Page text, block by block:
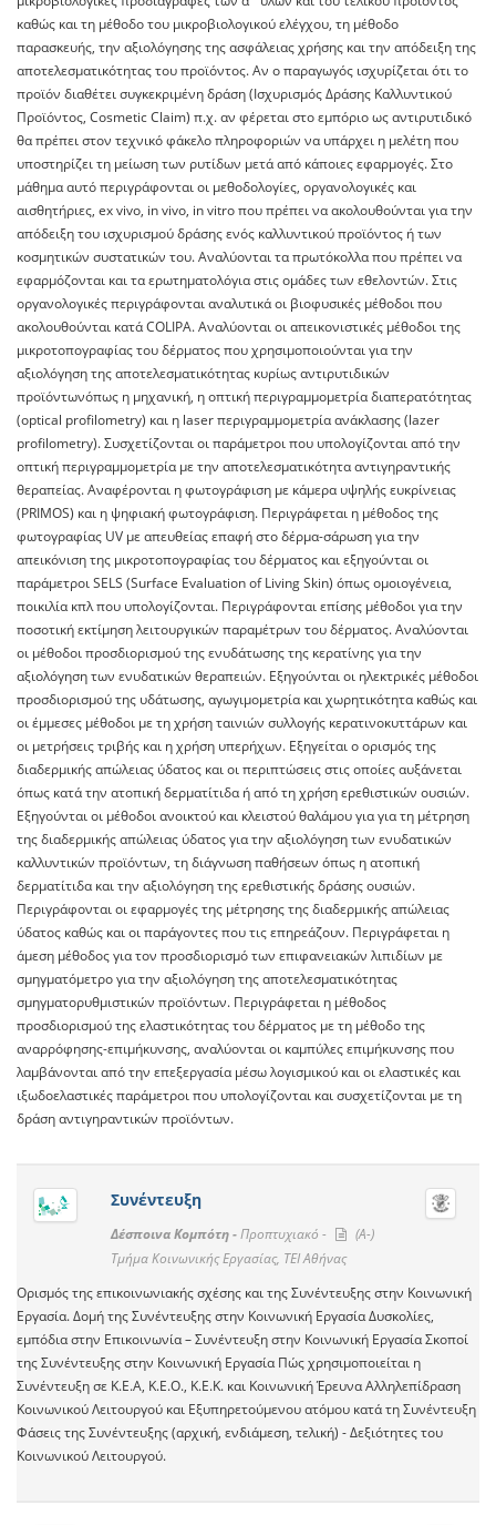
καθώς και τη μέθοδο του μικροβιολογικού ελέγχου, τη μέθοδο
παρασκευής, την αξιολόγησης της ασφάλειας χρήσης και την απόδειξη της
αποτελεσματικότητας του προϊόντος. Αν ο παραγωγός ισχυρίζεται ότι το
προϊόν διαθέτει συγκεκριμένη δράση (Ισχυρισμός Δράσης Kαλλυντικού
Προϊόντος, Cosmetic Claim) π.χ. αν φέρεται στο εμπόριο ως αντιρυτιδικό
θα πρέπει στον τεχνικό φάκελο πληροφοριών να υπάρχει η μελέτη που
υποστηρίζει τη μείωση των ρυτίδων μετά από κάποιες εφαρμογές. Στο
μάθημα αυτό περιγράφονται οι μεθοδολογίες, οργανολογικές και
αισθητήριες, ex vivo, in vivo, in vitro που πρέπει να ακολουθούνται για την
απόδειξη του ισχυρισμού δράσης ενός καλλυντικού προϊόντος ή των
κοσμητικών συστατικών του. Αναλύονται τα πρωτόκολλα που πρέπει να
εφαρμόζονται και τα ερωτηματολόγια στις ομάδες των εθελοντών. Στις
οργανολογικές περιγράφονται αναλυτικά οι βιοφυσικές μέθοδοι που
ακολουθούνται κατά COLIPA. Αναλύονται οι απεικονιστικές μέθοδοι της
μικροτοπογραφίας του δέρματος που χρησιμοποιούνται για την
αξιολόγηση της αποτελεσματικότητας κυρίως αντιρυτιδικών
προϊόντωνόπως η μηχανική, η οπτική περιγραμμομετρία διαπερατότητας
(οptical profilometry) και η laser περιγραμμομετρία ανάκλασης (lazer
profilometry). Συσχετίζονται οι παράμετροι που υπολογίζονται από την
οπτική περιγραμμομετρία με την αποτελεσματικότητα αντιγηραντικής
θεραπείας. Αναφέρονται η φωτογράφιση με κάμερα υψηλής ευκρίνειας
(PRIMOS) και η ψηφιακή φωτογράφιση. Περιγράφεται η μέθοδος της
φωτογραφίας UV με απευθείας επαφή στο δέρμα-σάρωση για την
απεικόνιση της μικροτοπογραφίας του δέρματος και εξηγούνται οι
παράμετροι SELS (Surface Evaluation of Living Skin) όπως ομοιογένεια,
ποικιλία κπλ που υπολογίζονται. Περιγράφονται επίσης μέθοδοι για την
ποσοτική εκτίμηση λειτουργικών παραμέτρων του δέρματος. Αναλύονται
οι μέθοδοι προσδιορισμού της ενυδάτωσης της κερατίνης για την
αξιολόγηση των ενυδατικών θεραπειών. Εξηγούνται οι ηλεκτρικές μέθοδοι
προσδιορισμού της υδάτωσης, αγωγιμομετρία και χωρητικότητα καθώς και
οι έμμεσες μέθοδοι με τη χρήση ταινιών συλλογής κερατινοκυττάρων και
οι μετρήσεις τριβής και η χρήση υπερήχων. Εξηγείται ο ορισμός της
διαδερμικής απώλειας ύδατος και οι περιπτώσεις στις οποίες αυξάνεται
όπως κατά την ατοπική δερματίτιδα ή από τη χρήση ερεθιστικών ουσιών.
Εξηγούνται οι μέθοδοι ανοικτού και κλειστού θαλάμου για για τη μέτρηση
της διαδερμικής απώλειας ύδατος για την αξιολόγηση των ενυδατικών
καλλυντικών προϊόντων, τη διάγνωση παθήσεων όπως η ατοπική
δερματίτιδα και την αξιολόγηση της ερεθιστικής δράσης ουσιών.
Περιγράφονται οι εφαρμογές της μέτρησης της διαδερμικής απώλειας
ύδατος καθώς και οι παράγοντες που τις επηρεάζουν. Περιγράφεται η
άμεση μέθοδος για τον προσδιορισμό των επιφανειακών λιπιδίων με
σμηγματόμετρο για την αξιολόγηση της αποτελεσματικότητας
σμηγματορυθμιστικών προϊόντων. Περιγράφεται η μέθοδος
προσδιορισμού της ελαστικότητας του δέρματος με τη μέθοδο της
αναρρόφησης-επιμήκυνσης, αναλύονται οι καμπύλες επιμήκυνσης που
λαμβάνονται από την επεξεργασία μέσω λογισμικού και οι ελαστικές και
ιξωδοελαστικές παράμετροι που υπολογίζονται και συσχετίζονται με τη
δράση αντιγηραντικών προϊόντων.
Συνέντευξη
Δέσποινα Κομπότη -Προπτυχιακό -
(A-)
Τμήμα Κοινωνικής Εργασίας, ΤΕΙ Αθήνας
Ορισμός της επικοινωνιακής σχέσης και της Συνέντευξης στην Κοινωνική
Εργασία. Δομή της Συνέντευξης στην Κοινωνική Εργασία Δυσκολίες,
εμπόδια στην Επικοινωνία – Συνέντευξη στην Κοινωνική Εργασία Σκοποί
της Συνέντευξης στην Κοινωνική Εργασία Πώς χρησιμοποιείται η
Συνέντευξη σε Κ.Ε.Α, Κ.Ε.Ο., Κ.Ε.Κ. και Κοινωνική Έρευνα Αλληλεπίδραση
Κοινωνικού Λειτουργού και Εξυπηρετούμενου ατόμου κατά τη Συνέντευξη
Φάσεις της Συνέντευξης (αρχική, ενδιάμεση, τελική) - Δεξιότητες του
Κοινωνικού Λειτουργού.